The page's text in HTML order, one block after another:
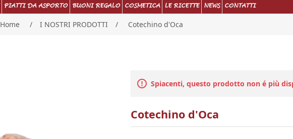
PIATTI DA ASPORTO BUONI REGALO COSMETICA LE RICETTE NEWS CONTATTI
Home / I NOSTRI PRODOTTI / Cotechino d'Oca
Spiacenti, questo prodotto non é più
Cotechino d'Oca